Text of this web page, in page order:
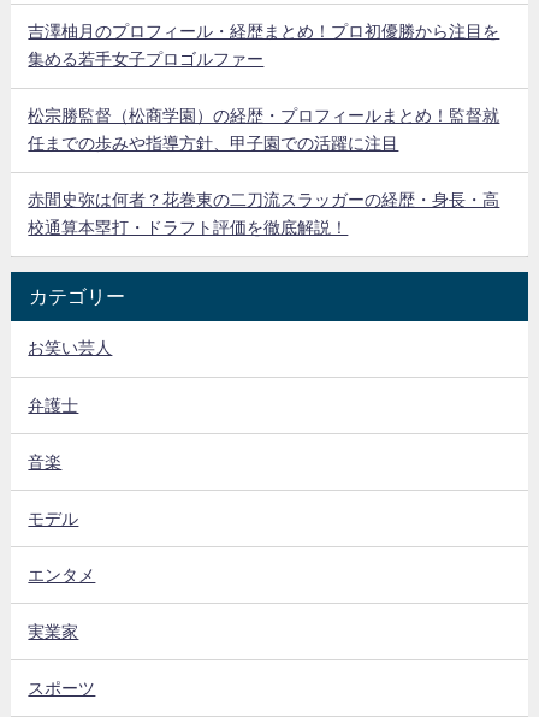
吉澤柚月のプロフィール・経歴まとめ！プロ初優勝から注目を
集める若手女子プロゴルファー
松宗勝監督（松商学園）の経歴・プロフィールまとめ！監督就
任までの歩みや指導方針、甲子園での活躍に注目
赤間史弥は何者？花巻東の二刀流スラッガーの経歴・身長・高
校通算本塁打・ドラフト評価を徹底解説！
カテゴリー
お笑い芸人
弁護士
音楽
モデル
エンタメ
実業家
スポーツ